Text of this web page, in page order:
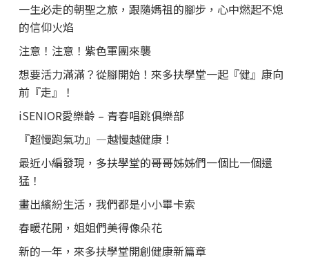
一生必走的朝聖之旅，跟隨媽祖的腳步，心中燃起不熄
的信仰火焰
注意！注意！紫色軍團來襲
想要活力滿滿？從腳開始！來多扶學堂一起『健』康向
前『走』！
iSENIOR愛樂齡 – 青春唱跳俱樂部
『超慢跑氣功』—越慢越健康！
最近小編發現，多扶學堂的哥哥姊姊們一個比一個還
猛！
畫出繽紛生活，我們都是小小畢卡索
春暖花開，姐姐們美得像朵花
新的一年，來多扶學堂開創健康新篇章